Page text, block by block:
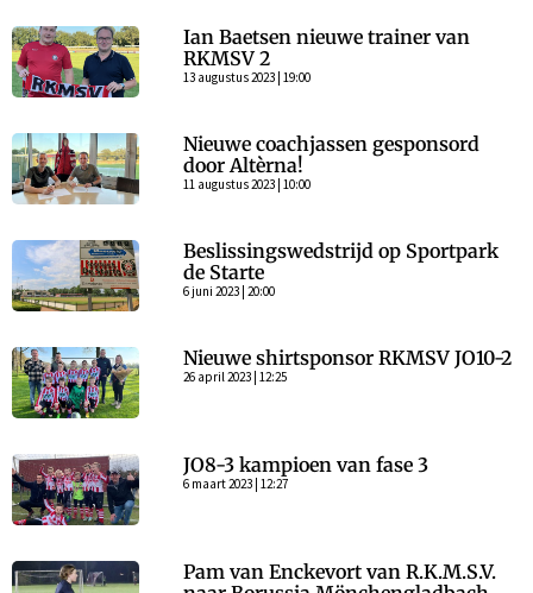
Ian Baetsen nieuwe trainer van
RKMSV 2
13 augustus 2023 | 19:00
Nieuwe coachjassen gesponsord
door Altèrna!
11 augustus 2023 | 10:00
Beslissingswedstrijd op Sportpark
de Starte
6 juni 2023 | 20:00
Nieuwe shirtsponsor RKMSV JO10-2
26 april 2023 | 12:25
JO8-3 kampioen van fase 3
6 maart 2023 | 12:27
Pam van Enckevort van R.K.M.S.V.